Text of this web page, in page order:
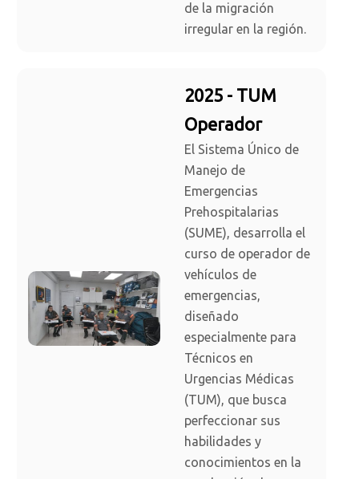
de la migración
irregular en la región.
2025 - TUM
Operador
El Sistema Único de
Manejo de
Emergencias
Prehospitalarias
(SUME), desarrolla el
curso de operador de
vehículos de
emergencias,
diseñado
especialmente para
Técnicos en
Urgencias Médicas
(TUM), que busca
perfeccionar sus
habilidades y
conocimientos en la